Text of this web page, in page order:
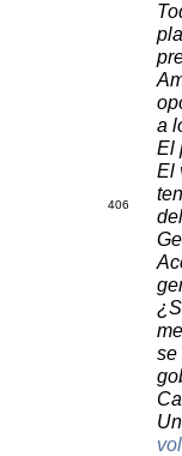
406
a
El
El
se